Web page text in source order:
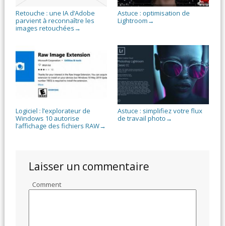
Retouche : une IA d’Adobe
parvient à reconnaître les
images retouchées →
Astuce : optimisation de
Lightroom →
Logiciel : l’explorateur de
Windows 10 autorise
l’affichage des fichiers RAW→
Astuce : simplifiez votre flux
de travail photo →
Laisser un commentaire
Comment